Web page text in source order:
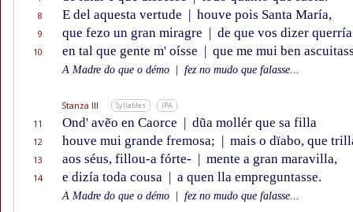
8 E del aquesta vertude | houve pois Santa María,
9 que fezo un gran miragre | de que vos dizer querría
10 en tal que gente m' oísse | que me mui ben
A Madre do que o démo fez no mudo que falasse...
Stanza III Syllables IPA
11 Ond' avẽo en Caorce | dũa mollér que sa filla
12 houve mui grande fremosa; | mais o dïabo, que
13 aos séus, fillou-a fórte- | mente a gran maravilla,
14 e dizía toda cousa | a quen lla empreguntasse.
A Madre do que o démo fez no mudo que falasse...